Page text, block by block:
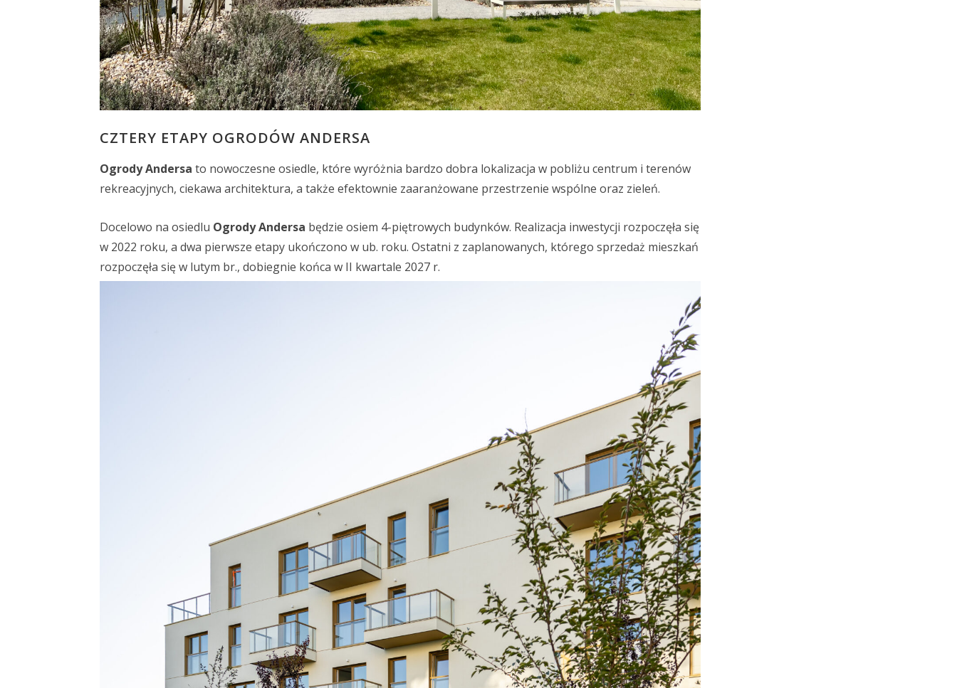
CZTERY ETAPY OGRODÓW ANDERSA
Ogrody Andersa to nowoczesne osiedle, które wyróżnia bardzo dobra lokalizacja w pobliżu centrum i terenów
rekreacyjnych, ciekawa architektura, a także efektownie zaaranżowane przestrzenie wspólne oraz zieleń.
Docelowo na osiedlu Ogrody Andersa będzie osiem 4-piętrowych budynków. Realizacja inwestycji rozpoczęła się
w 2022 roku, a dwa pierwsze etapy ukończono w ub. roku. Ostatni z zaplanowanych, którego sprzedaż mieszkań
rozpoczęła się w lutym br., dobiegnie końca w II kwartale 2027 r.